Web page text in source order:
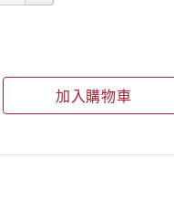
加入購物車